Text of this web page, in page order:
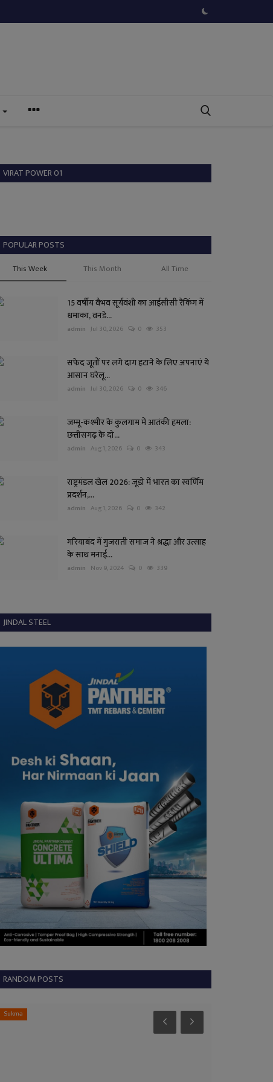
VIRAT POWER 01
POPULAR POSTS
This Week This Month All Time
15 वर्षीय वैभव सूर्यवंशी का आईसीसी रैंकिंग में
धमाका, वनडे...
admin Jul 30, 2026 0 353
सफेद जूतों पर लगे दाग हटाने के लिए अपनाएं ये
आसान घरेलू...
admin Jul 30, 2026 0 346
जम्मू-कश्मीर के कुलगाम में आतंकी हमला:
छत्तीसगढ़ के दो...
admin Aug 1, 2026 0 343
राष्ट्रमंडल खेल 2026: जूडो में भारत का स्वर्णिम
प्रदर्शन,...
admin Aug 1, 2026 0 342
गरियाबंद में गुजराती समाज ने श्रद्धा और उत्साह
के साथ मनाई...
admin Nov 9, 2024 0 339
JINDAL STEEL
RANDOM POSTS
Sukma